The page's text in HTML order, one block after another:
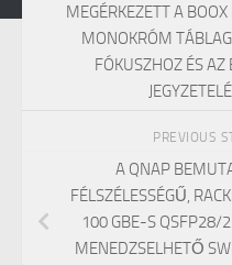
MEGÉRKEZETT A
MONOKRÓM
FÓKUSZHOZ ÉS AZ
PREVIOUS
A QNAP
FÉLSZÉLESSÉGŰ,
100 GBE-S QSFP28/
MENEDZSELHETŐ